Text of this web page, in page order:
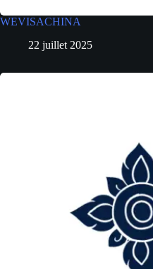
WEVISACHINA
22 juillet 2025